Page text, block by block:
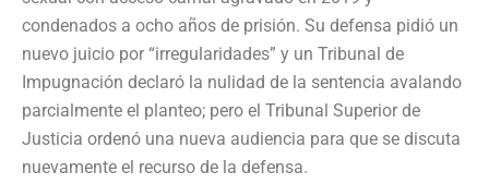
condenados a ocho años de prisión. Su defensa pidió un
nuevo juicio por “irregularidades” y un Tribunal de
Impugnación declaró la nulidad de la sentencia avalando
parcialmente el planteo; pero el Tribunal Superior de
Justicia ordenó una nueva audiencia para que se discuta
nuevamente el recurso de la defensa.